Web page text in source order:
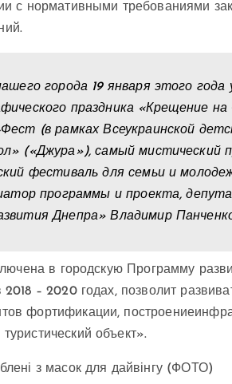
с нормативными требованиями
города 19 января этого года
праздника «Крещение
(в рамках Всеукраинской
(«Джура»), самый мистический
фестиваль для семьи и
программы и проекта,
Днепра» Владимир
в городскую Программу
– 2020 годах, позволит
фортификации,
объект».